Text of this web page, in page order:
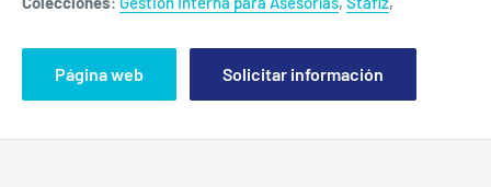
Página web Solicitar información